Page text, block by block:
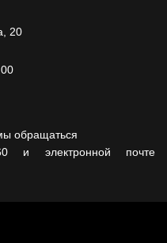
20
обращаться
и электронной почте